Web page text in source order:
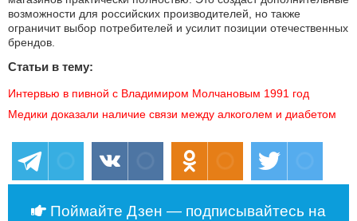
возможности для российских производителей, но также
ограничит выбор потребителей и усилит позиции отечественных
брендов.
Статьи в тему:
Интервью в пивной с Владимиром Молчановым 1991 год
Медики доказали наличие связи между алкоголем и диабетом
Поймайте Дзен — подписывайтесь на